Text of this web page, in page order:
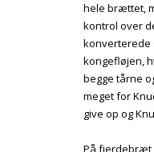
hele brættet,
kontrol over
konverterede
kongefløjen,
begge tårne
meget for
give op og
På fjerdebræt